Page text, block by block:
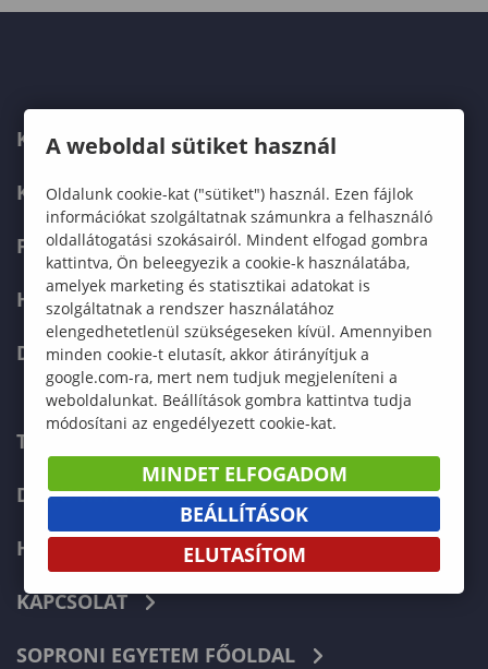
KARUNK
KÉPZÉSEK
FELVÉTELIZŐKNEK
HALLGATÓKNAK
DOKTORI ISKOLA
TELEFONKÖNYV
DOKUMENTUMOK
HÍREK
KAPCSOLAT
SOPRONI EGYETEM FŐOLDAL
A weboldal sütiket használ
Oldalunk cookie-kat ("sütiket") használ. Ezen fájlok
információkat szolgáltatnak számunkra a felhasználó
oldallátogatási szokásairól. Mindent elfogad gombra
kattintva, Ön beleegyezik a cookie-k használatába,
amelyek marketing és statisztikai adatokat is
szolgáltatnak a rendszer használatához
elengedhetetlenül szükségeseken kívül. Amennyiben
minden cookie-t elutasít, akkor átirányítjuk a
google.com-ra, mert nem tudjuk megjeleníteni a
weboldalunkat. Beállítások gombra kattintva tudja
módosítani az engedélyezett cookie-kat.
MINDET ELFOGADOM
BEÁLLÍTÁSOK
ELUTASÍTOM